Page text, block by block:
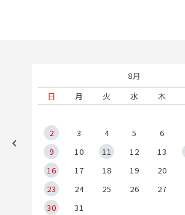
8月
日
月 火 水 木
2
3 4 5 6
9
10 11 12 13
16
17 18 19 20
23
24 25 26 27
30
31